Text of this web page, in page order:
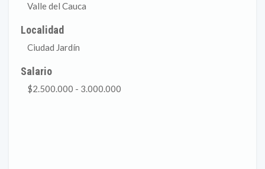
Valle del Cauca
Localidad
Ciudad Jardín
Salario
$2.500.000 - 3.000.000